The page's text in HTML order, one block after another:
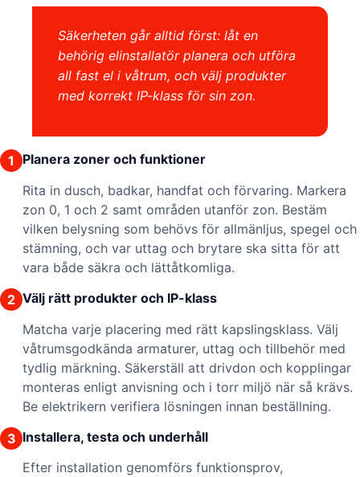
Säkerheten går alltid först: låt en
behörig elinstallatör planera och utföra
all fast el i våtrum, och välj produkter
med korrekt IP-klass för sin zon.
1
Planera zoner och funktioner
Rita in dusch, badkar, handfat och förvaring. Markera
zon 0, 1 och 2 samt områden utanför zon. Bestäm
vilken belysning som behövs för allmänljus, spegel och
stämning, och var uttag och brytare ska sitta för att
vara både säkra och lättåtkomliga.
2 Välj rätt produkter och IP-klass
Matcha varje placering med rätt kapslingsklass. Välj
våtrumsgodkända armaturer, uttag och tillbehör med
tydlig märkning. Säkerställ att drivdon och kopplingar
monteras enligt anvisning och i torr miljö när så krävs.
Be elektrikern verifiera lösningen innan beställning.
3 Installera, testa och underhåll
Efter installation genomförs funktionsprov,